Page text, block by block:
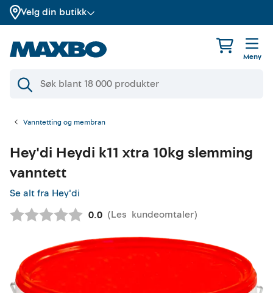
Velg din butikk
Meny
Vanntetting og membran
Hey'di Heydi k11 xtra 10kg slemming
vanntett
Se alt fra Hey'di
Gjennomsnittskarakter:
0.0 (Les kundeomtaler)